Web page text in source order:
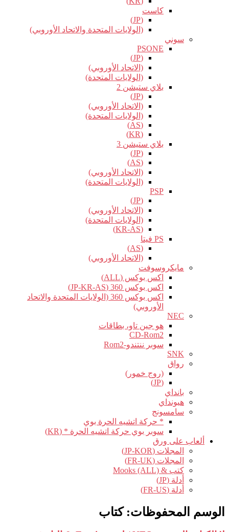
كاست
(JP)
(الولايات المتحدة والاتحاد الأوروبي)
سوني
PSONE
(JP)
(الاتحاد الأوروبي)
(الولايات المتحدة)
بلاي ستيشن 2
(JP)
(الاتحاد الأوروبي)
(الولايات المتحدة)
(AS)
(KR)
بلاي ستيشن 3
(JP)
(AS)
(الاتحاد الأوروبي)
(الولايات المتحدة)
PSP
(JP)
(الاتحاد الأوروبي)
(الولايات المتحدة)
(KR-AS)
PS فيتا
(AS)
(الاتحاد الأوروبي)
مايكروسوفت
اكس بوكس (ALL)
اكس بوكس 360 (JP-KR-AS)
اكس بوكس 360 (الولايات المتحدة والاتحاد
الأوروبي)
NEC
هو جين تاو، بطاقات
CD-Rom2
سوبر ننتندو-Rom2
SNK
رواق
(روج خمور)
(JP)
بانداي
هيونداي
سامسونج
* حركة اتشيه الحرة بوي
سوبر بوي حركة اتشيه الحرة * (KR)
ألعاب على ورق
المجلات (JP-KOR)
المجلات (FR-UK)
كتب & Mooks (ALL)
أدلة (JP)
أدلة (FR-US)
الوسم المحفوظات:كتاب